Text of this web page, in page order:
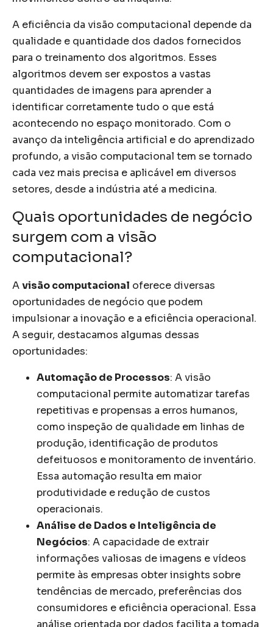
A eficiência da visão computacional depende da
qualidade e quantidade dos dados fornecidos
para o treinamento dos algoritmos. Esses
algoritmos devem ser expostos a vastas
quantidades de imagens para aprender a
identificar corretamente tudo o que está
acontecendo no espaço monitorado. Com o
avanço da inteligência artificial e do aprendizado
profundo, a visão computacional tem se tornado
cada vez mais precisa e aplicável em diversos
setores, desde a indústria até a medicina.
Quais oportunidades de negócio
surgem com a visão
computacional?
Avisão computacional oferece diversas
oportunidades de negócio que podem
impulsionar a inovação e a eficiência operacional.
A seguir, destacamos algumas dessas
oportunidades:
Automação de Processos: A visão
computacional permite automatizar tarefas
repetitivas e propensas a erros humanos,
como inspeção de qualidade em linhas de
produção, identificação de produtos
defeituosos e monitoramento de inventário.
Essa automação resulta em maior
produtividade e redução de custos
operacionais.
Análise de Dados e Inteligência de
Negócios: A capacidade de extrair
informações valiosas de imagens e vídeos
permite às empresas obter insights sobre
tendências de mercado, preferências dos
consumidores e eficiência operacional. Essa
análise orientada por dados facilita a tomada